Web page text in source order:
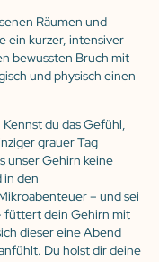
Räumen und
ein kurzer, intensiver
bewussten Bruch mit
und physisch einen
Kennst du das Gefühl,
grauer Tag
unser Gehirn keine
in den
– und sei
füttert dein Gehirn mit
dieser eine Abend
Du holst dir deine